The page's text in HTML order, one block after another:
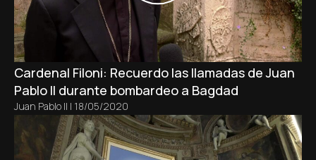
Cardenal Filoni: Recuerdo las llamadas de Juan
Pablo II durante bombardeo a Bagdad
Juan Pablo II | 18/05/2020